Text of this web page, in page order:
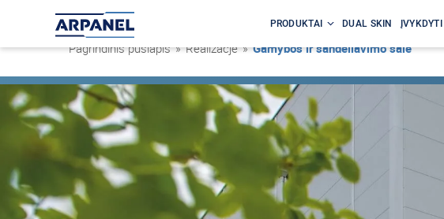
PRODUKTAI DUAL SKIN ĮVYKDYTI
Pagrindinis puslapis » Realizacje »Gamybos ir sandėliavimo salė